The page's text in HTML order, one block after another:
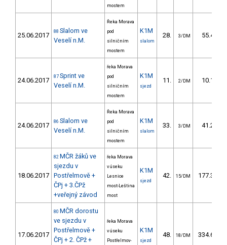
mostem
25.06.2017 88 Slalom ve
Veselí n.M.
Řeka Morava
pod
silničním
mostem
K1M
slalom
28. 3/DM 55.40
24.06.2017 87 Sprint ve
Veselí n.M.
řeka Morava
pod
silničním
mostem
K1M
sjezd
11. 2/DM 10.18
24.06.2017 86 Slalom ve
Veselí n.M.
Řeka Morava
pod
silničním
mostem
K1M
slalom
33. 3/DM 41.25
18.06.2017
82 MČR žáků ve
sjezdu v
Postřelmově +
ČPj + 3.ČPž
+veřejný závod
řeka Morava
v úseku
Lesnice
most-Leština
most
K1M
sjezd
42. 15/DM 177.36
17.06.2017
80 MČR dorostu
ve sjezdu v
Postřelmově +
ČPj + 2. ČPž +
řeka Morava
v úseku
Postřelmov-
K1M
sjezd
48. 18/DM 334.65